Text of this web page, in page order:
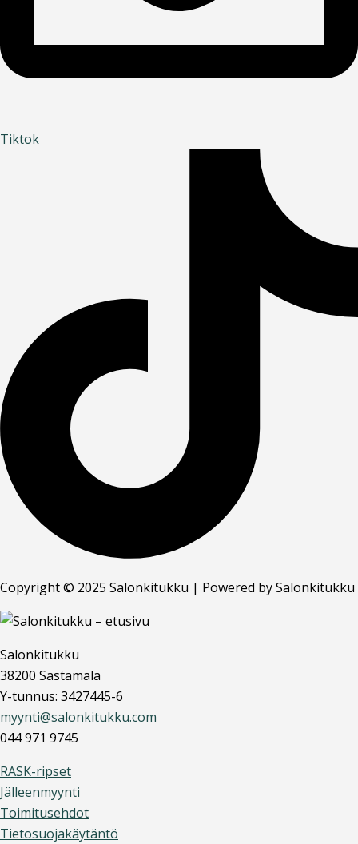
Tiktok
Copyright © 2025 Salonkitukku | Powered by Salonkitukku
Salonkitukku
38200 Sastamala
Y-tunnus: 3427445-6
myynti@salonkitukku.com
044 971 9745
RASK-ripset
Jälleenmyynti
Toimitusehdot
Tietosuojakäytäntö